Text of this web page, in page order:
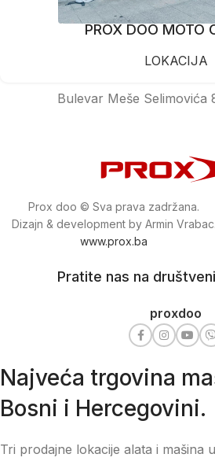
PROX DOO MOTO
LOKACIJA
Bulevar Meše Selimovića
Prox doo © Sva prava zadržana.
Dizajn & development by Armin Vrabac.
www.prox.ba
Pratite nas na
proxdoo
Najveća trgovina
Bosni i Hercegovini.
Tri prodajne lokacije alata i mašina